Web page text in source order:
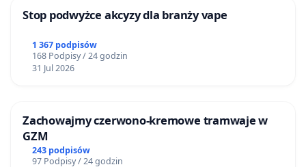
Stop podwyżce akcyzy dla branży vape
1 367 podpisów
168 Podpisy / 24 godzin
31 Jul 2026
Zachowajmy czerwono-kremowe tramwaje w
GZM
243 podpisów
97 Podpisy / 24 godzin